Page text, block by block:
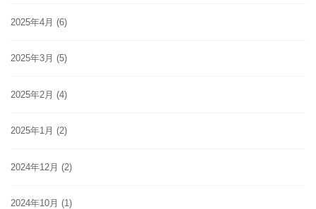
2025年4月 (6)
2025年3月 (5)
2025年2月 (4)
2025年1月 (2)
2024年12月 (2)
2024年10月 (1)